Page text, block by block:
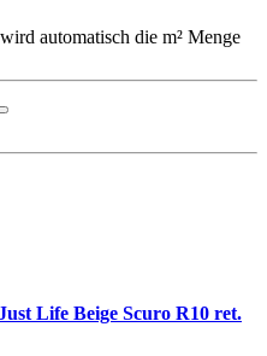
automatisch die m² Menge
Life Beige Scuro R10 ret.